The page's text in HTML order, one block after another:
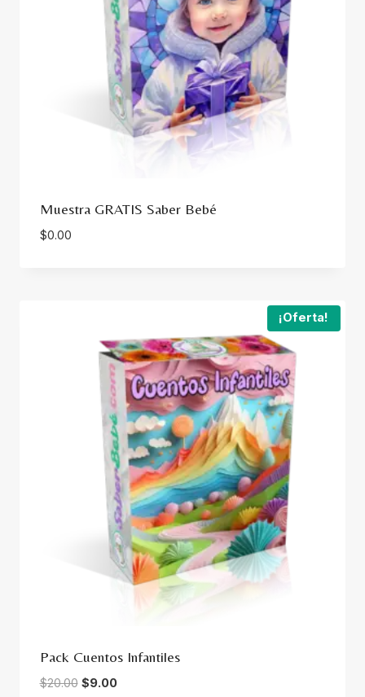
Muestra GRATIS Saber Bebé
$0.00
¡Oferta!
Pack Cuentos Infantiles
$20.00 El
$9.00El